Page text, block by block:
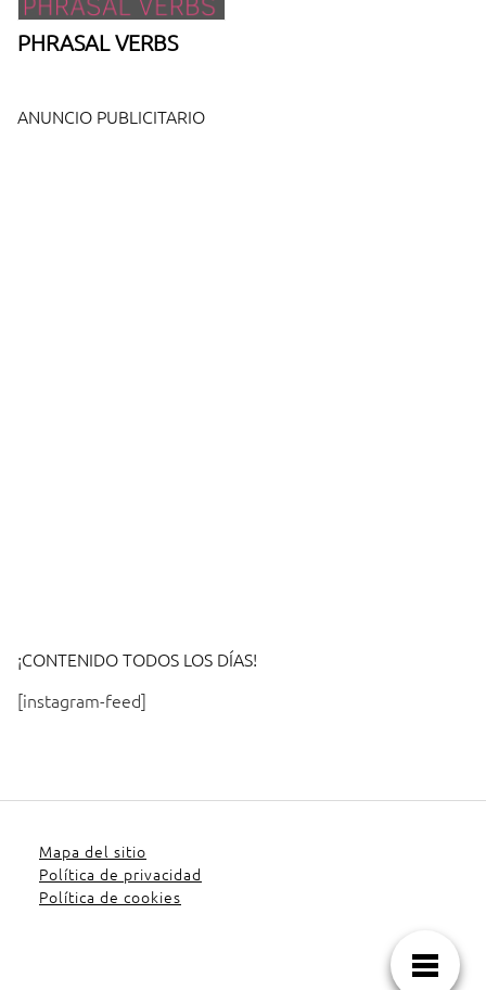
PHRASAL VERBS
ANUNCIO PUBLICITARIO
¡CONTENIDO TODOS LOS DÍAS!
[instagram-feed]
Mapa del sitio
Política de privacidad
Política de cookies